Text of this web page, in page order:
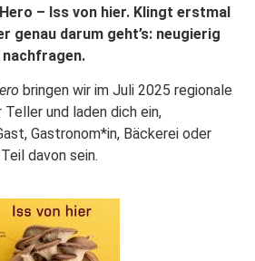
– Iss von hier. Klingt erstmal
genau darum geht’s: neugierig
nachfragen.
bringen wir im Juli 2025 regionale
und laden dich ein,
Gastronom*in, Bäckerei oder
davon sein.